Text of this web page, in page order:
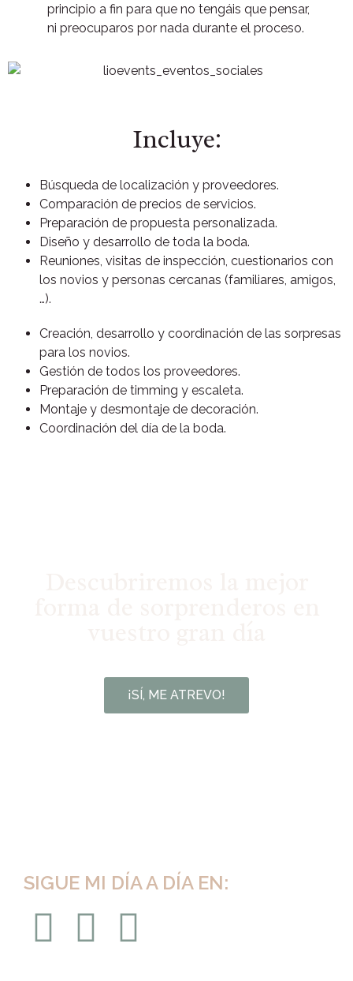
principio a fin para que no tengáis que pensar,
ni preocuparos por nada durante el proceso.
Incluye:
Búsqueda de localización y proveedores.
Comparación de precios de servicios.
Preparación de propuesta personalizada.
Diseño y desarrollo de toda la boda.
Reuniones, visitas de inspección, cuestionarios con
los novios y personas cercanas (familiares, amigos,
…).
Creación, desarrollo y coordinación de las sorpresas
para los novios.
Gestión de todos los proveedores.
Preparación de timming y escaleta.
Montaje y desmontaje de decoración.
Coordinación del día de la boda.
¡SÍ, ME ATREVO!
SIGUE MI DÍA A DÍA EN: